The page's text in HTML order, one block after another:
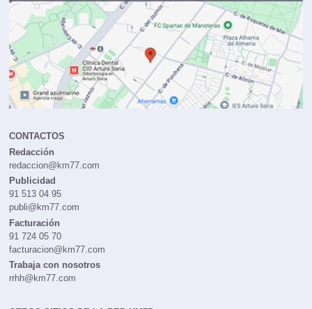
CONTACTOS
Redacción
redaccion@km77.com
Publicidad
91 513 04 95
publi@km77.com
Facturación
91 724 05 70
facturacion@km77.com
Trabaja con nosotros
rrhh@km77.com